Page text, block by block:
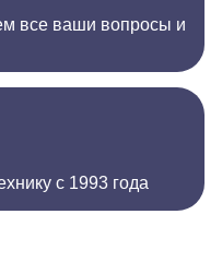
все ваши вопросы и
с 1993 года